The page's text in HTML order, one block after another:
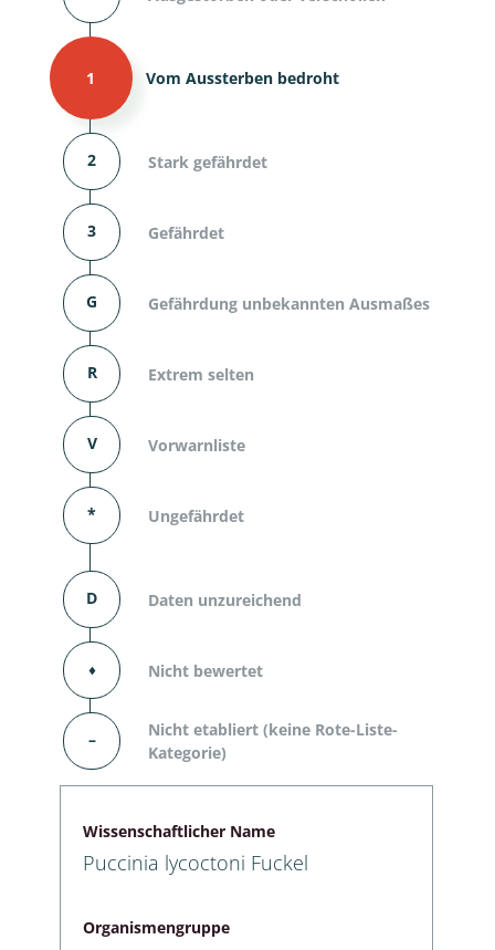
1 Vom Aussterben bedroht
2 Stark gefährdet
3 Gefährdet
G Gefährdung unbekannten Ausmaßes
R Extrem selten
V Vorwarnliste
* Ungefährdet
D Daten unzureichend
⬧ Nicht bewertet
–
Nicht etabliert (keine Rote-Liste-
Kategorie)
Wissenschaftlicher Name
Puccinia lycoctoni Fuckel
Organismengruppe